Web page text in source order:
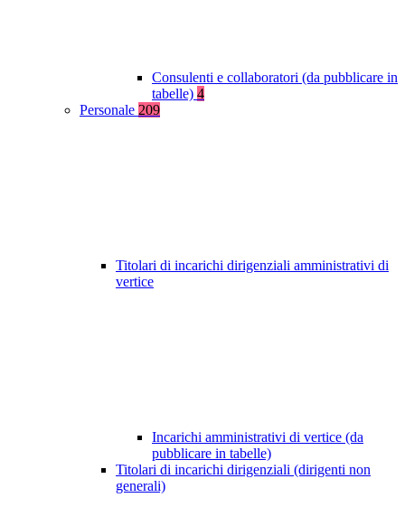
Consulenti e collaboratori (da pubblicare in
tabelle) 4
Personale 209
Titolari di incarichi dirigenziali amministrativi di
vertice
Incarichi amministrativi di vertice (da
pubblicare in tabelle)
Titolari di incarichi dirigenziali (dirigenti non
generali)